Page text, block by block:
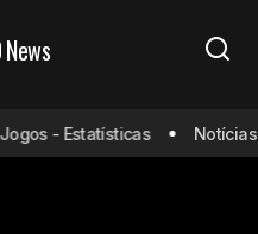
(02/02/25) ao vivo de
assistir e horário
- Estatísticas Notícias -